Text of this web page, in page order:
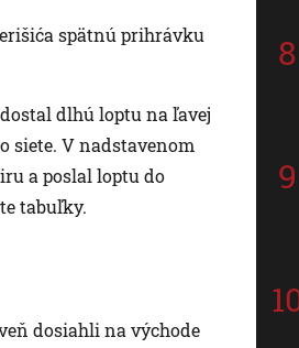
spätnú prihrávku
dlhú loptu na ľavej
siete. V nadstavenom
a poslal loptu do
tabuľky.
dosiahli na východe